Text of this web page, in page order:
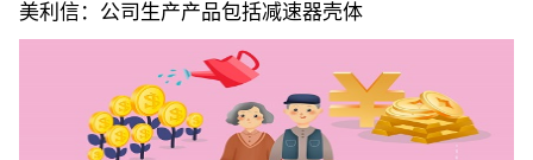
美利信：公司生产产品包括减速器壳体